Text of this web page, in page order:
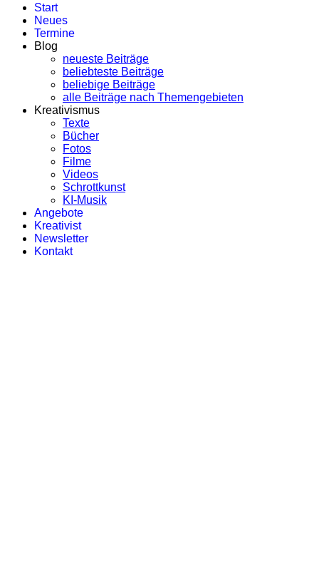
Start
Neues
Termine
Blog
neueste Beiträge
beliebteste Beiträge
beliebige Beiträge
alle Beiträge nach Themengebieten
Kreativismus
Texte
Bücher
Fotos
Filme
Videos
Schrottkunst
KI-Musik
Angebote
Kreativist
Newsletter
Kontakt